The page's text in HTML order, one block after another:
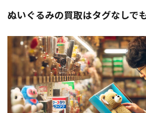
ぬいぐるみの買取はタグなしで